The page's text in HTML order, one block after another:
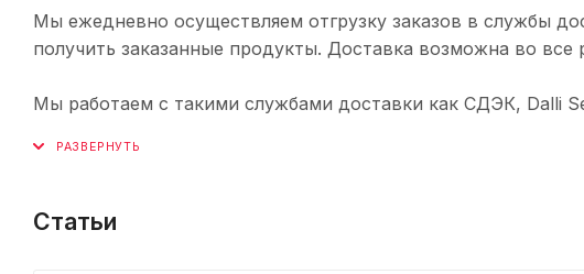
Мы ежедневно осуществляем отгрузку заказов в службы
получить заказанные продукты. Доставка возможна во все
Мы работаем с такими службами доставки как СДЭК, Dalli
Статьи